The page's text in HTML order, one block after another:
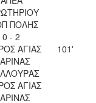
ΠΟΛΗΣ
0 - 2
ΑΓΙΑΣ
101'
ΑΓΙΑΣ